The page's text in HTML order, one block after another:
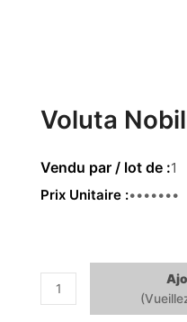
Voluta
1
Prix Unitaire 28.00 €
quantité
de